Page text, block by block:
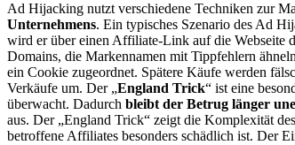
Ad Hijacking nutzt verschiedene Techniken zur
Unternehmens. Ein typisches Szenario des Ad
wird er über einen Affiliate-Link auf die Webseite
Domains, die Markennamen mit Tippfehlern
ein Cookie zugeordnet. Spätere Käufe werden
Verkäufe um. Der „England Trick“ ist eine
überwacht. Dadurch bleibt der Betrug länger
aus. Der „England Trick“ zeigt die Komplexität
betroffene Affiliates besonders schädlich ist. Der